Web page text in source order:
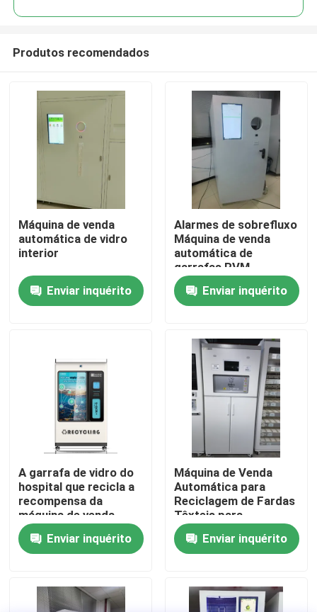
Para casa
Produtos
Vídeos
Visita à fábrica
Controle de qualidade
Contacte-nos
Solicite um orçamento
Máquina de venda automática reversa da garrafa
Produtos recomendados
Máquina de venda
automática de vidro
interior
Enviar inquérito
Alarmes de sobrefluxo
Máquina de venda
automática de
garrafas RVM
Enviar inquérito
A garrafa de vidro do
hospital que recicla a
recompensa da
máquina de venda
automática 350KG
resgata o
presente/depósito de
Enviar inquérito
Máquina de Venda
Automática para
Reciclagem de Fardas
Têxteis para
Hospitais,
Laboratórios e
Fábricas, Operada por
Enviar inquérito